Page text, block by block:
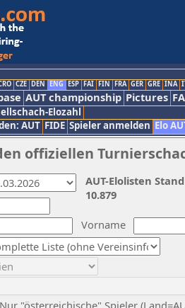
CZE DEN ENG ESP FAI FIN FRA GER GRE INA
AUT championship Pictures
Elozahl
AUT FIDE Spieler anmelden Elo
offiziellen
Vorname
Nur "österreichische" Spieler
AUT-Elolisten
10.879